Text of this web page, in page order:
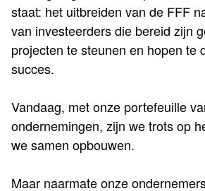
staat: het uitbreiden van de FFF
van investeerders die bereid zijn
projecten te steunen en hopen te
succes.
Vandaag, met onze portefeuille
ondernemingen, zijn we trots op
we samen opbouwen.
Maar naarmate onze